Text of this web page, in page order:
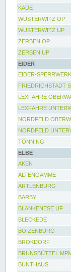
KADE
WUSTERWITZ OP
WUSTERWITZ UP
ZERBEN OP
ZERBEN UP
EIDER
EIDER-
FRIEDRICHSTADT
LEXFÄHRE
LEXFÄHRE
NORDFELD
NORDFELD
TÖNNING
ELBE
AKEN
ALTENGAMME
ARTLENBURG
BARBY
BLANKENESE UF
BLECKEDE
BOIZENBURG
BROKDORF
BRUNSBÜTTEL
BUNTHAUS